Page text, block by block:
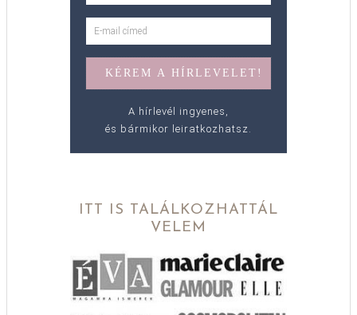
A hírlevél ingyenes,
és bármikor leiratkozhatsz.
ITT IS TALÁLKOZHATTÁL
VELEM